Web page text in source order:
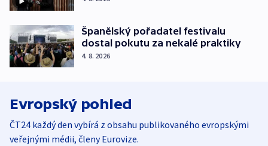
Španělský pořadatel festivalu
dostal pokutu za nekalé praktiky
4. 8. 2026
Evropský pohled
ČT24 každý den vybírá z obsahu publikovaného evropskými
veřejnými médii, členy Eurovize.